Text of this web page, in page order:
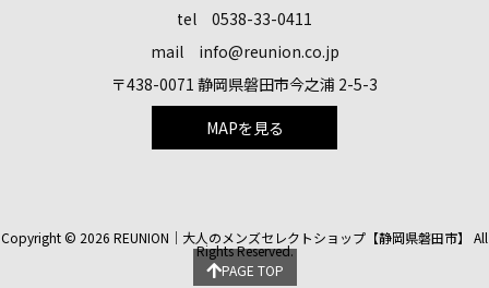
tel 0538-33-0411
mail info@reunion.co.jp
〒438-0071 静岡県磐田市今之浦 2-5-3
MAPを見る
Copyright © 2026 REUNION｜大人のメンズセレクトショップ【静岡県磐田市】 All
Rights Reserved.
PAGE TOP